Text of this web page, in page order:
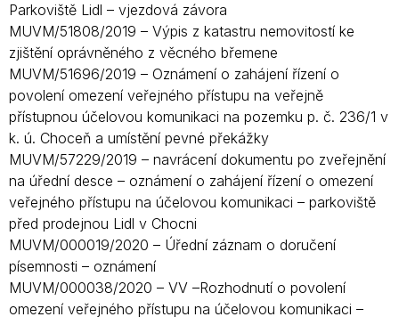
Parkoviště Lidl – vjezdová závora
MUVM/51808/2019 – Výpis z katastru nemovitostí ke
zjištění oprávněného z věcného břemene
MUVM/51696/2019 – Oznámení o zahájení řízení o
povolení omezení veřejného přístupu na veřejně
přístupnou účelovou komunikaci na pozemku p. č. 236/1 v
k. ú. Choceň a umístění pevné překážky
MUVM/57229/2019 – navrácení dokumentu po zveřejnění
na úřední desce – oznámení o zahájení řízení o omezení
veřejného přístupu na účelovou komunikaci – parkoviště
před prodejnou Lidl v Chocni
MUVM/000019/2020 – Úřední záznam o doručení
písemnosti – oznámení
MUVM/000038/2020 – VV –Rozhodnutí o povolení
omezení veřejného přístupu na účelovou komunikaci –